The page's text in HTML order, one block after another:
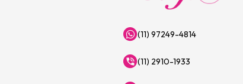
(11) 97249-4814
(11) 2910-1933